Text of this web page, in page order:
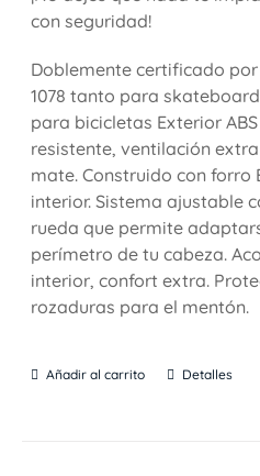
con seguridad!
Doblemente certificado por
1078 tanto para
para bicicletas Exterior
resistente, ventilación
mate. Construido con forro
interior. Sistema ajustable
rueda que permite
perímetro de tu cabeza.
interior, confort extra.
rozaduras para el mentón.
Añadir al carrito Detalles